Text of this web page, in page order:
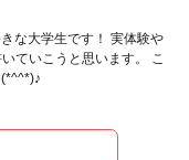
な大学生です！ 実体験や
ていこうと思います。 こ